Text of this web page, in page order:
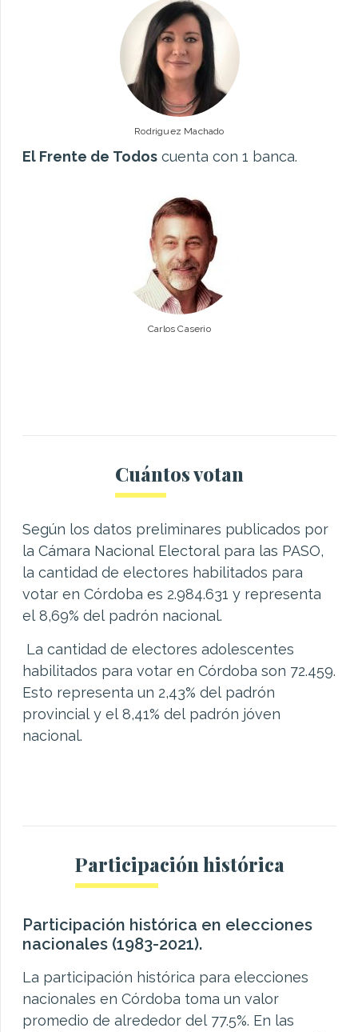
Rodriguez Machado
El Frente de Todoscuenta con 1 banca.
Carlos Caserio
Cuántos votan
Según los datos preliminares publicados por
la Cámara Nacional Electoral para las PASO,
la cantidad de electores habilitados para
votar en Córdoba es 2.984.631 y representa
el 8,69% del padrón nacional.
La cantidad de electores adolescentes
habilitados para votar en Córdoba son 72.459.
Esto representa un 2,43% del padrón
provincial y el 8,41% del padrón jóven
nacional.
Participación histórica
Participación histórica en elecciones
nacionales (1983-2021).
La participación histórica para elecciones
nacionales en Córdoba toma un valor
promedio de alrededor del 77.5%. En las